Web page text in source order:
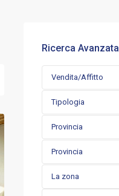
Ricerca Avanzata
Vendita/Affitto
Tipologia
Provincia
Provincia
La zona